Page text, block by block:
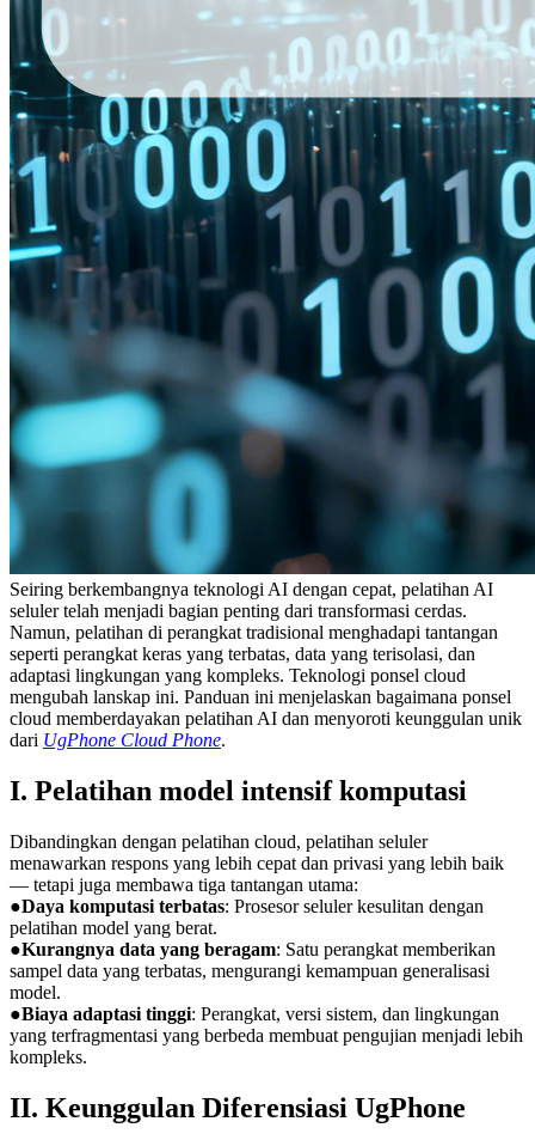
Seiring berkembangnya teknologi AI dengan cepat, pelatihan AI
seluler telah menjadi bagian penting dari transformasi cerdas.
Namun, pelatihan di perangkat tradisional menghadapi tantangan
seperti perangkat keras yang terbatas, data yang terisolasi, dan
adaptasi lingkungan yang kompleks. Teknologi ponsel cloud
mengubah lanskap ini. Panduan ini menjelaskan bagaimana ponsel
cloud memberdayakan pelatihan AI dan menyoroti keunggulan unik
dari UgPhone Cloud Phone.
I. Pelatihan model intensif komputasi
Dibandingkan dengan pelatihan cloud, pelatihan seluler
menawarkan respons yang lebih cepat dan privasi yang lebih baik
— tetapi juga membawa tiga tantangan utama:
●Daya komputasi terbatas: Prosesor seluler kesulitan dengan
pelatihan model yang berat.
●Kurangnya data yang beragam: Satu perangkat memberikan
sampel data yang terbatas, mengurangi kemampuan generalisasi
model.
●Biaya adaptasi tinggi: Perangkat, versi sistem, dan lingkungan
yang terfragmentasi yang berbeda membuat pengujian menjadi lebih
kompleks.
II. Keunggulan Diferensiasi UgPhone